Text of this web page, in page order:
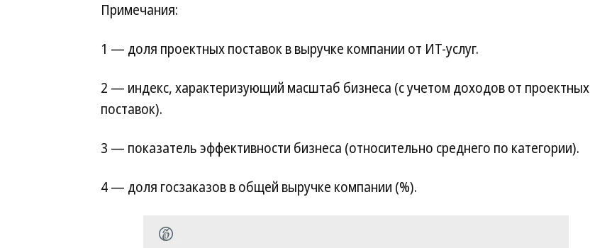
Примечания:
1 — доля проектных поставок в выручке компании от ИТ-услуг.
2 — индекс, характеризующий масштаб бизнеса (с учетом доходов от проектных
поставок).
3 — показатель эффективности бизнеса (относительно среднего по категории).
4 — доля госзаказов в общей выручке компании (%).